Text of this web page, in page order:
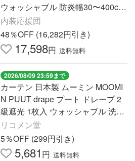
ウォッシャブル 防炎幅30〜400cm
×高さ30〜400cm オーダー ポポラ
ファン ポポラ2
内装応援団
48％OFF (16,282円引き)
17,598円 送料無料
2026/08/09 23:59まで
カーテン 日本製 ムーミン MOOMI
N PUUT drape プート ドレープ 2
級遮光 1枚入 ウォッシャブル 洗え
る 形状記憶加工 北欧 おしゃれ 代
引不可
リコメン堂
5％OFF (299円引き)
5,681 円 送料無料